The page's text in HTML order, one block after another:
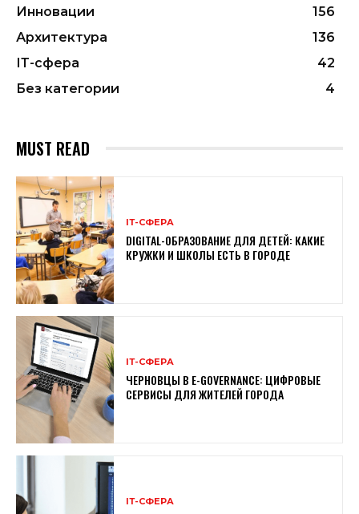
Инновации
156
Архитектура
136
ІТ-сфера
42
Без категории
4
MUST READ
ІТ-СФЕРА
DIGITAL-ОБРАЗОВАНИЕ ДЛЯ ДЕТЕЙ: КАКИЕ
КРУЖКИ И ШКОЛЫ ЕСТЬ В ГОРОДЕ
ІТ-СФЕРА
ЧЕРНОВЦЫ В E-GOVERNANCE: ЦИФРОВЫЕ
СЕРВИСЫ ДЛЯ ЖИТЕЛЕЙ ГОРОДА
ІТ-СФЕРА